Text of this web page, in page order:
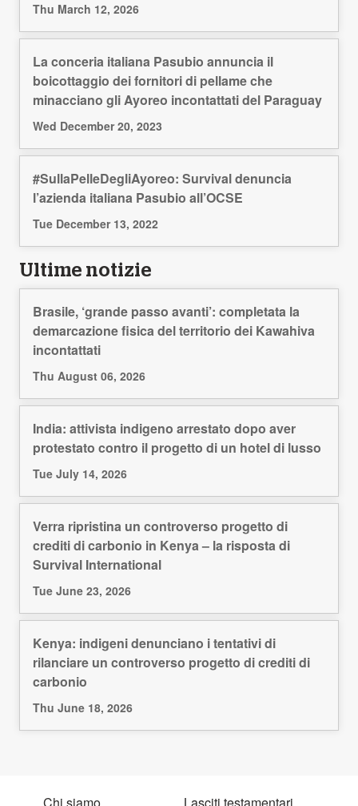
Thu March 12, 2026
La conceria italiana Pasubio annuncia il
boicottaggio dei fornitori di pellame che
minacciano gli Ayoreo incontattati del Paraguay
Wed December 20, 2023
#SullaPelleDegliAyoreo: Survival denuncia
l’azienda italiana Pasubio all’OCSE
Tue December 13, 2022
Ultime notizie
Brasile, ‘grande passo avanti’: completata la
demarcazione fisica del territorio dei Kawahiva
incontattati
Thu August 06, 2026
India: attivista indigeno arrestato dopo aver
protestato contro il progetto di un hotel di lusso
Tue July 14, 2026
Verra ripristina un controverso progetto di
crediti di carbonio in Kenya – la risposta di
Survival International
Tue June 23, 2026
Kenya: indigeni denunciano i tentativi di
rilanciare un controverso progetto di crediti di
carbonio
Thu June 18, 2026